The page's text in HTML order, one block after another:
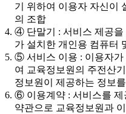
기 위하여 이용자 자신이
의 조합
④ 단말기 : 서비스 제공을
가 설치한 개인용 컴퓨터
⑤ 서비스 이용 : 이용자가
여 교육정보원의 주전산
정보원이 제공하는 정보
⑥ 이용계약 : 서비스를 제
약관으로 교육정보원과